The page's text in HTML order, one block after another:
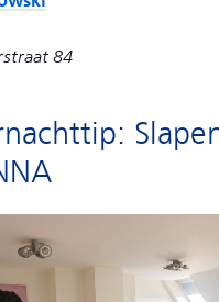
84